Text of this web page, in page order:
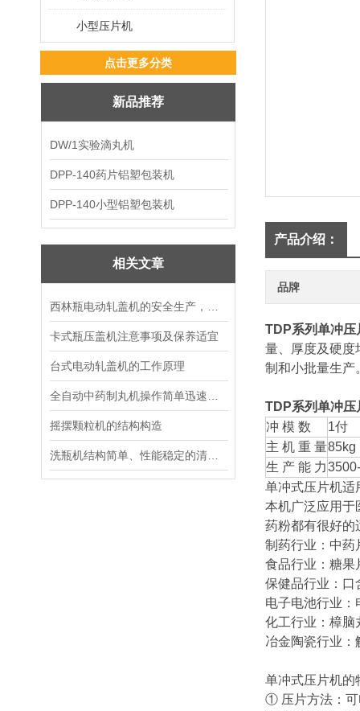
小型压片机
点击更多分类
新品推荐
DW/1实验滴丸机
DPP-140药片铝塑包装机
DPP-140小型铝塑包装机
相关文章
卡式瓶压盖机注意事项及保养适宜
台式电动轧盖机的工作原理
摇摆颗粒机的结构构造
产品介绍：
品牌
TDP系列单冲压
量、厚度及硬度
制和小批量生产
TDP系列单冲压
冲 模 数
1付
主 机 重 量85kg
生 产 能 力
单冲式压片机适
本机广泛应用于
药粉都有很好的
制药行业：中药
食品行业：糖果
保健品行业：口
电子电池行业：
化工行业：樟脑
冶金陶瓷行业：
单冲式压片机的
① 压片方法：可